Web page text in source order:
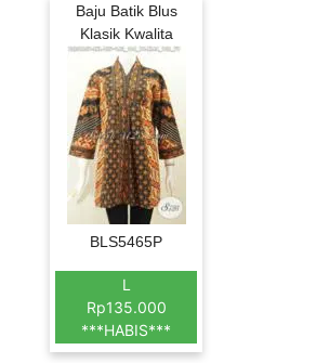
Baju Batik Blus
Klasik Kwalita
BLS5465P
L
Rp135.000
***HABIS***